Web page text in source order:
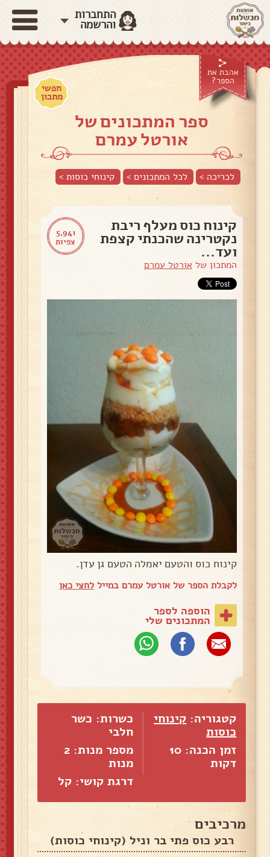
התחברות
והרשמה
אהבת את
הספר?
חפשי
מתכון
ספר המתכונים של
אורטל עמרם
לכריכה > לכל המתכונים > קינוחי כוסות>
5,941
צפיות
קינוח כוס מעלף ריבת
נקטרינה שהכנתי קצפת
ועד...
המתכון של אורטל עמרם
קינוח כוס והטעם יאמלה הטעם גן עדן.
לקבלת הספר של אורטל עמרם במייללחצי כאן
הוספה לספר
המתכונים שלי
קטגוריה: קינוחי
כוסות
זמן הכנה: 10
דקות
כשרות: כשר
חלבי
מספר מנות: 2
מנות
דרגת קושי: קל
מרכיבים
רבע כוס פתי בר וניל (קינוחי כוסות)